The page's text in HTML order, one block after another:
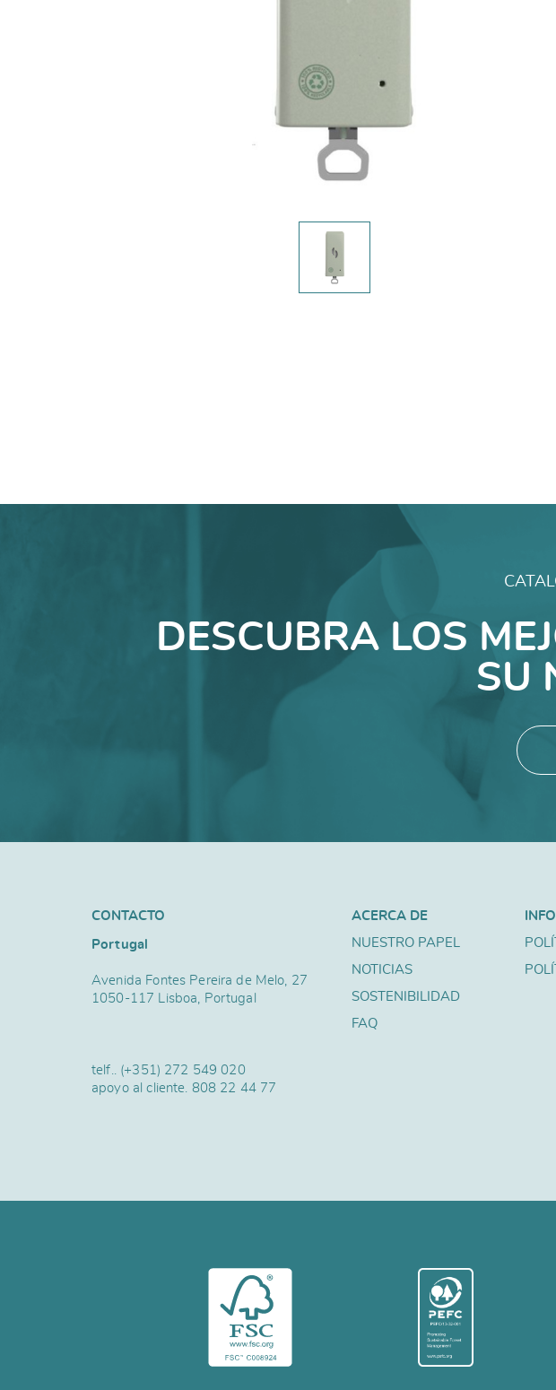
DESCUBRA LOS
SU
CONTACTO
Portugal
Avenida Fontes Pereira de Melo, 27
1050-117 Lisboa, Portugal
telf.. (+351) 272 549 020
apoyo al cliente. 808 22 44 77
ACERCA DE
NUESTRO PAPEL
NOTICIAS
SOSTENIBILIDAD
FAQ